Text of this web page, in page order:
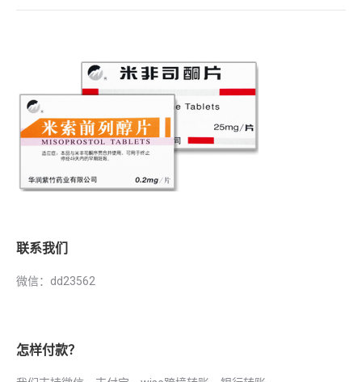
联系我们
微信：dd23562
怎样付款？